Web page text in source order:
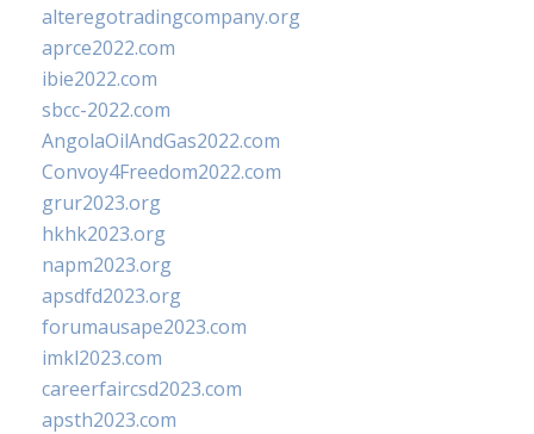
alteregotradingcompany.org
aprce2022.com
ibie2022.com
sbcc-2022.com
AngolaOilAndGas2022.com
Convoy4Freedom2022.com
grur2023.org
hkhk2023.org
napm2023.org
apsdfd2023.org
forumausape2023.com
imkl2023.com
careerfaircsd2023.com
apsth2023.com